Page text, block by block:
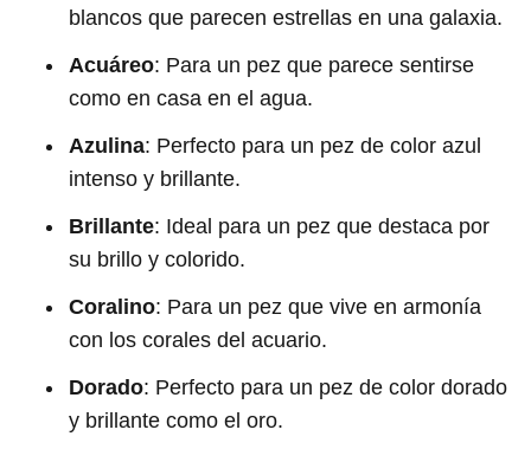
blancos que parecen estrellas en una galaxia.
Acuáreo: Para un pez que parece sentirse
como en casa en el agua.
Azulina: Perfecto para un pez de color azul
intenso y brillante.
Brillante: Ideal para un pez que destaca por
su brillo y colorido.
Coralino: Para un pez que vive en armonía
con los corales del acuario.
Dorado: Perfecto para un pez de color dorado
y brillante como el oro.